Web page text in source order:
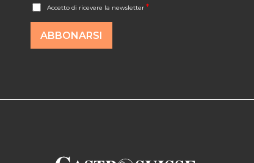
A
c
c
d
*
Accetto di ricevere la newsletter *
ABBONARSI